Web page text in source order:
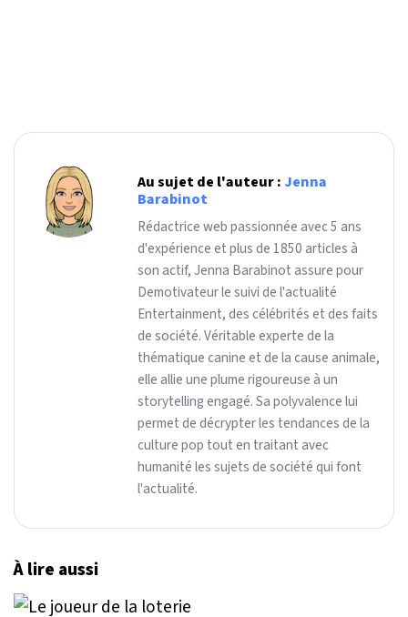
Au sujet de l'auteur : Jenna
Barabinot
Rédactrice web passionnée avec 5 ans
d'expérience et plus de 1850 articles à
son actif, Jenna Barabinot assure pour
Demotivateur le suivi de l'actualité
Entertainment, des célébrités et des faits
de société. Véritable experte de la
thématique canine et de la cause animale,
elle allie une plume rigoureuse à un
storytelling engagé. Sa polyvalence lui
permet de décrypter les tendances de la
culture pop tout en traitant avec
humanité les sujets de société qui font
l'actualité.
À lire aussi